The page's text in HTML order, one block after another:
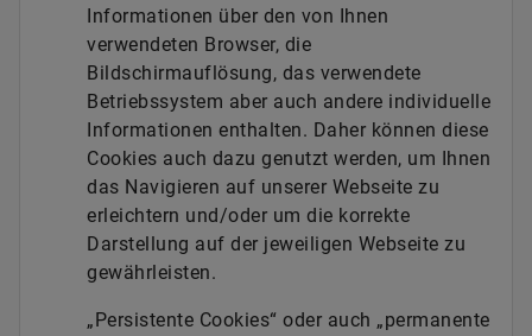
Informationen über den von Ihnen
verwendeten Browser, die
Bildschirmauflösung, das verwendete
Betriebssystem aber auch andere individuelle
Informationen enthalten. Daher können diese
Cookies auch dazu genutzt werden, um Ihnen
das Navigieren auf unserer Webseite zu
erleichtern und/oder um die korrekte
Darstellung auf der jeweiligen Webseite zu
gewährleisten.
„Persistente Cookies“ oder auch „permanente